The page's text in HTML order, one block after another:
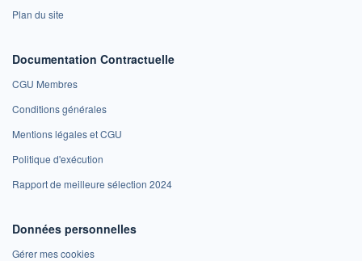
Plan du site
Documentation Contractuelle
CGU Membres
Conditions générales
Mentions légales et CGU
Politique d'exécution
Rapport de meilleure sélection 2024
Données personnelles
Gérer mes cookies